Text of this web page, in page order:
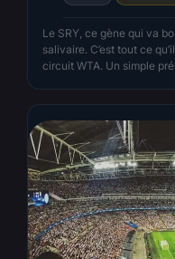
Le SRY, ce gène qui va
salivaire. C’est tout ce
circuit WTA. Un simple